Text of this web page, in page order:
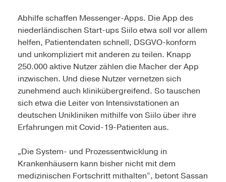
Abhilfe schaffen Messenger-Apps. Die App des
niederländischen Start-ups Siilo etwa soll vor allem
helfen, Patientendaten schnell, DSGVO-konform
und unkompliziert mit anderen zu teilen. Knapp
250.000 aktive Nutzer zählen die Macher der App
inzwischen. Und diese Nutzer vernetzen sich
zunehmend auch klinikübergreifend. So tauschen
sich etwa die Leiter von Intensivstationen an
deutschen Unikliniken mithilfe von Siilo über ihre
Erfahrungen mit Covid-19-Patienten aus.
„Die System- und Prozessentwicklung in
Krankenhäusern kann bisher nicht mit dem
medizinischen Fortschritt mithalten“, betont Sassan